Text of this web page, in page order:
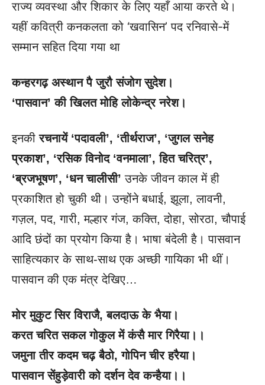
राज्य व्यवस्था और शिकार के लिए यहाँ आया करते थे।
यहीं कवित्री कनकलता को ‘खवासिन’ पद रनिवासे-में
सम्मान सहित दिया गया था
कन्हरगढ़ अस्थान पै जुरौ संजोग सुदेश।
‘पासवान’ की खिलत मोहि लोकेन्द्र नरेश।
इनकीरचनायें ‘पदावली’, ‘तीर्थराज’, ‘जुगल सनेह
प्रकाश’, ‘रसिक विनोद ‘वनमाला’, हित चरित्र’,
‘ब्रजभूषण’, ‘धन चालीसी’उनके जीवन काल में ही
प्रकाशित हो चुकी थी। उन्होंने बधाई, झूला, लावनी,
गज़ल, पद, गारी, मल्हार गंज, कक्ति, दोहा, सोरठा, चौपाई
आदि छंदों का प्रयोग किया है। भाषा बंदेली है। पासवान
साहित्यकार के साथ-साथ एक अच्छी गायिका भी थीं।
पासवान की एक मंत्र देखिए…
मोर मुकुट सिर विराजै, बलदाऊ के भैया।
करत चरित सकल गोकुल में कंसै मार गिरैया।।
जमुना तीर कदम चढ़ बैठो, गोपिन चीर हरैया।
पासवान सेंहुड़ेवारी को दर्शन देव कन्हैया।।